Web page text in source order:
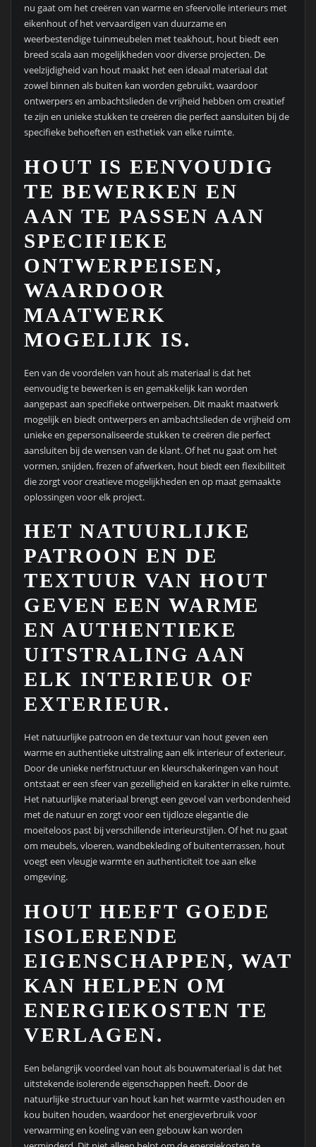
nu gaat om het creëren van warme en sfeervolle interieurs met
eikenhout of het vervaardigen van duurzame en
weerbestendige tuinmeubelen met teakhout, hout biedt een
breed scala aan mogelijkheden voor diverse projecten. De
veelzijdigheid van hout maakt het een ideaal materiaal dat
zowel binnen als buiten kan worden gebruikt, waardoor
ontwerpers en ambachtslieden de vrijheid hebben om creatief
te zijn en unieke stukken te creëren die perfect aansluiten bij de
specifieke behoeften en esthetiek van elke ruimte.
HOUT IS EENVOUDIG
TE BEWERKEN EN
AAN TE PASSEN AAN
SPECIFIEKE
ONTWERPEISEN,
WAARDOOR
MAATWERK
MOGELIJK IS.
Een van de voordelen van hout als materiaal is dat het
eenvoudig te bewerken is en gemakkelijk kan worden
aangepast aan specifieke ontwerpeisen. Dit maakt maatwerk
mogelijk en biedt ontwerpers en ambachtslieden de vrijheid om
unieke en gepersonaliseerde stukken te creëren die perfect
aansluiten bij de wensen van de klant. Of het nu gaat om het
vormen, snijden, frezen of afwerken, hout biedt een flexibiliteit
die zorgt voor creatieve mogelijkheden en op maat gemaakte
oplossingen voor elk project.
HET NATUURLIJKE
PATROON EN DE
TEXTUUR VAN HOUT
GEVEN EEN WARME
EN AUTHENTIEKE
UITSTRALING AAN
ELK INTERIEUR OF
EXTERIEUR.
Het natuurlijke patroon en de textuur van hout geven een
warme en authentieke uitstraling aan elk interieur of exterieur.
Door de unieke nerfstructuur en kleurschakeringen van hout
ontstaat er een sfeer van gezelligheid en karakter in elke ruimte.
Het natuurlijke materiaal brengt een gevoel van verbondenheid
met de natuur en zorgt voor een tijdloze elegantie die
moeiteloos past bij verschillende interieurstijlen. Of het nu gaat
om meubels, vloeren, wandbekleding of buitenterrassen, hout
voegt een vleugje warmte en authenticiteit toe aan elke
omgeving.
HOUT HEEFT GOEDE
ISOLERENDE
EIGENSCHAPPEN, WAT
KAN HELPEN OM
ENERGIEKOSTEN TE
VERLAGEN.
Een belangrijk voordeel van hout als bouwmateriaal is dat het
uitstekende isolerende eigenschappen heeft. Door de
natuurlijke structuur van hout kan het warmte vasthouden en
kou buiten houden, waardoor het energieverbruik voor
verwarming en koeling van een gebouw kan worden